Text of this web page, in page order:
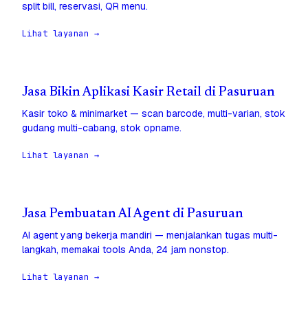
split bill, reservasi, QR menu.
Lihat layanan →
Jasa Bikin Aplikasi Kasir Retail di Pasuruan
Kasir toko & minimarket — scan barcode, multi-varian, stok
gudang multi-cabang, stok opname.
Lihat layanan →
Jasa Pembuatan AI Agent di Pasuruan
AI agent yang bekerja mandiri — menjalankan tugas multi-
langkah, memakai tools Anda, 24 jam nonstop.
Lihat layanan →